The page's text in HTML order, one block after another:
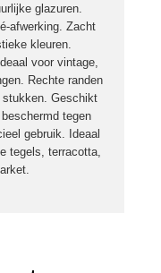
glazuren.
afwerking. Zacht
kleuren.
voor vintage,
Rechte randen
stukken. Geschikt
tegen
gebruik. Ideaal
tegels, terracotta,